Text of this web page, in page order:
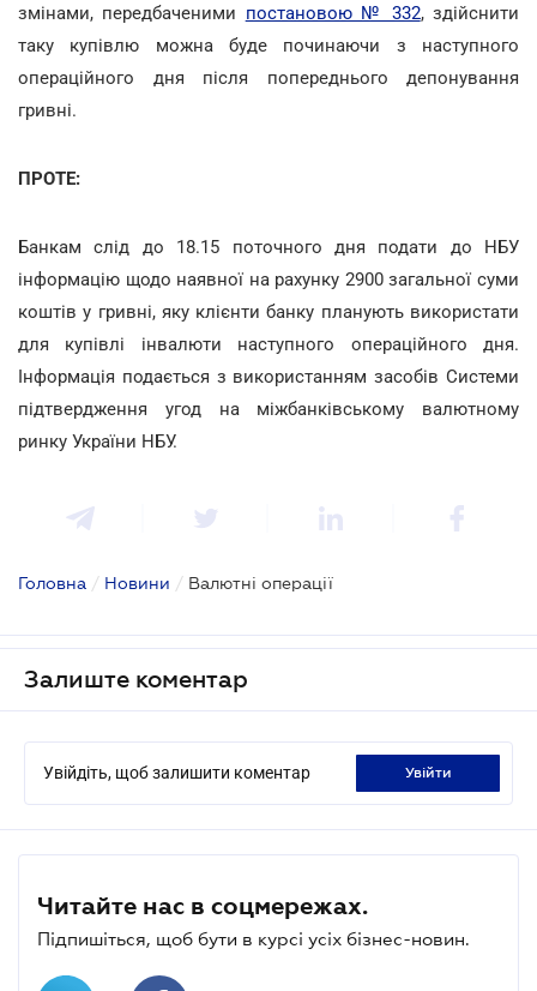
змінами, передбаченими постановою № 332, здійснити
таку купівлю можна буде починаючи з наступного
операційного дня після попереднього депонування
гривні.
ПРОТЕ:
Банкам слід до 18.15 поточного дня подати до НБУ
інформацію щодо наявної на рахунку 2900 загальної суми
коштів у гривні, яку клієнти банку планують використати
для купівлі інвалюти наступного операційного дня.
Інформація подається з використанням засобів Системи
підтвердження угод на міжбанківському валютному
ринку України НБУ.
Головна / Новини / Валютні операції
Залиште коментар
Увійдіть, щоб залишити коментар увійти
Читайте нас в соцмережах.
Підпишіться, щоб бути в курсі усіх бізнес-новин.